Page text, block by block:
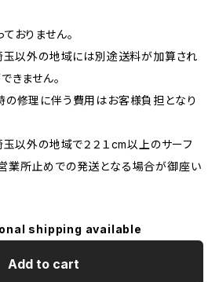
おりません。
玉以外の地域には別途送料が加算され
きません。
の修理に伴う費用はお客様負担となり
玉以外の地域で２２１cm以上のサーフ
業所止めでの発送となる場合が御座い
shipping available
Add to cart